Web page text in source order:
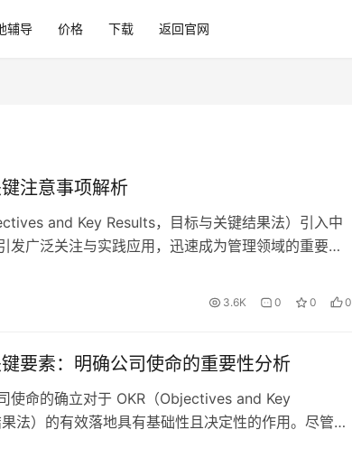
辅导 价格 下载 返回官网
注意事项解析
and Key Results，目标与关键结果法）引入中
发广泛关注与实践应用，迅速成为管理领域的重要研
其在实际落地过程中，因多种因素影响，常出现实施
从员工认知、管理层支…
3.6K 0 0 0
要素：明确公司使命的重要性分析
使命的确立对于 OKR（Objectives and Key
法）的有效落地具有基础性且决定性的作用。尽管在